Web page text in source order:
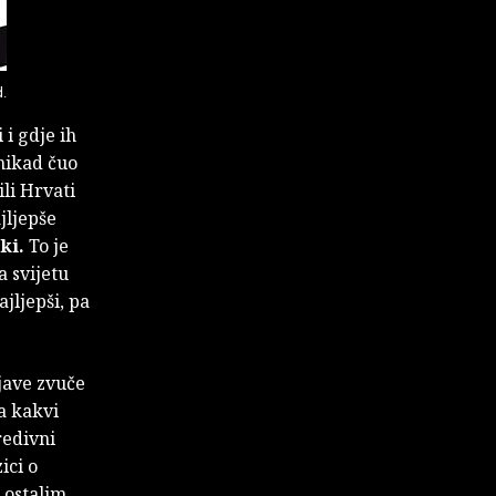
i gdje ih
čuo
ili Hrvati
To je
svijetu
pa
zvuče
kakvi
o